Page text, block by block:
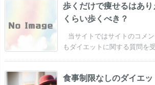
歩くだけで痩せるはあ
くらい歩くべき？
当サイトではサイトのコメ
もダイエットに関する質問を
食事制限なしのダイエ